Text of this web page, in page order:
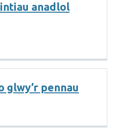
anadlol
glwy’r pennau